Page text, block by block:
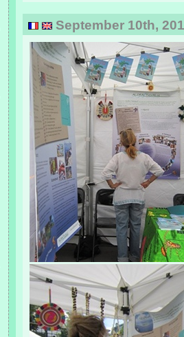
September 10th,